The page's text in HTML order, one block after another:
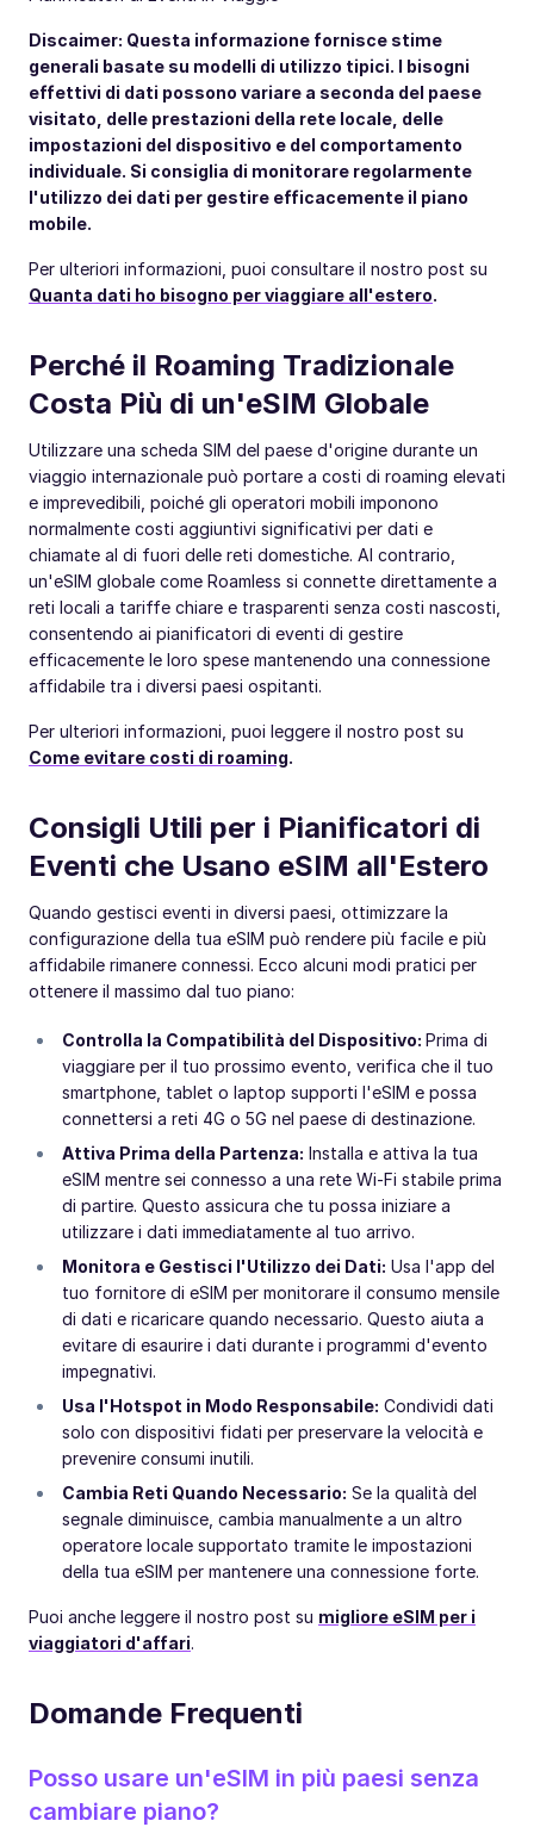
Discaimer: Questa informazione fornisce stime
generali basate su modelli di utilizzo tipici. I bisogni
effettivi di dati possono variare a seconda del paese
visitato, delle prestazioni della rete locale, delle
impostazioni del dispositivo e del comportamento
individuale. Si consiglia di monitorare regolarmente
l'utilizzo dei dati per gestire efficacemente il piano
mobile.
Per ulteriori informazioni, puoi consultare il nostro post su
Quanta dati ho bisogno per viaggiare all'estero.
Perché il Roaming Tradizionale
Costa Più di un'eSIM Globale
Utilizzare una scheda SIM del paese d'origine durante un
viaggio internazionale può portare a costi di roaming elevati
e imprevedibili, poiché gli operatori mobili imponono
normalmente costi aggiuntivi significativi per dati e
chiamate al di fuori delle reti domestiche. Al contrario,
un'eSIM globale come Roamless si connette direttamente a
reti locali a tariffe chiare e trasparenti senza costi nascosti,
consentendo ai pianificatori di eventi di gestire
efficacemente le loro spese mantenendo una connessione
affidabile tra i diversi paesi ospitanti.
Per ulteriori informazioni, puoi leggere il nostro post su
Come evitare costi di roaming.
Consigli Utili per i Pianificatori di
Eventi che Usano eSIM all'Estero
Quando gestisci eventi in diversi paesi, ottimizzare la
configurazione della tua eSIM può rendere più facile e più
affidabile rimanere connessi. Ecco alcuni modi pratici per
ottenere il massimo dal tuo piano:
Controlla la Compatibilità del Dispositivo: Prima di
viaggiare per il tuo prossimo evento, verifica che il tuo
smartphone, tablet o laptop supporti l'eSIM e possa
connettersi a reti 4G o 5G nel paese di destinazione.
Attiva Prima della Partenza: Installa e attiva la tua
eSIM mentre sei connesso a una rete Wi-Fi stabile prima
di partire. Questo assicura che tu possa iniziare a
utilizzare i dati immediatamente al tuo arrivo.
Monitora e Gestisci l'Utilizzo dei Dati: Usa l'app del
tuo fornitore di eSIM per monitorare il consumo mensile
di dati e ricaricare quando necessario. Questo aiuta a
evitare di esaurire i dati durante i programmi d'evento
impegnativi.
Usa l'Hotspot in Modo Responsabile: Condividi dati
solo con dispositivi fidati per preservare la velocità e
prevenire consumi inutili.
Cambia Reti Quando Necessario: Se la qualità del
segnale diminuisce, cambia manualmente a un altro
operatore locale supportato tramite le impostazioni
della tua eSIM per mantenere una connessione forte.
Puoi anche leggere il nostro post su migliore eSIM per i
viaggiatori d'affari.
Domande Frequenti
Posso usare un'eSIM in più paesi senza
cambiare piano?